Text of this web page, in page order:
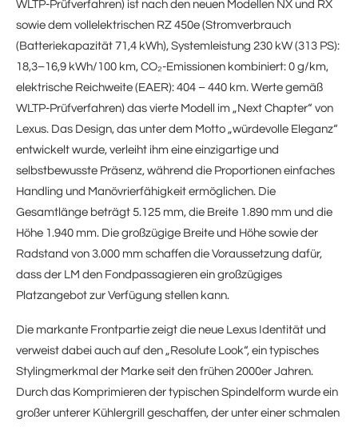
WLTP-Prüfverfahren) ist nach den neuen Modellen NX und RX
sowie dem vollelektrischen RZ 450e (Stromverbrauch
(Batteriekapazität 71,4 kWh), Systemleistung 230 kW (313 PS):
18,3–16,9 kWh/100 km, CO₂-Emissionen kombiniert: 0 g/km,
elektrische Reichweite (EAER): 404 – 440 km. Werte gemäß
WLTP-Prüfverfahren) das vierte Modell im „Next Chapter“ von
Lexus. Das Design, das unter dem Motto „würdevolle Eleganz“
entwickelt wurde, verleiht ihm eine einzigartige und
selbstbewusste Präsenz, während die Proportionen einfaches
Handling und Manövrierfähigkeit ermöglichen. Die
Gesamtlänge beträgt 5.125 mm, die Breite 1.890 mm und die
Höhe 1.940 mm. Die großzügige Breite und Höhe sowie der
Radstand von 3.000 mm schaffen die Voraussetzung dafür,
dass der LM den Fondpassagieren ein großzügiges
Platzangebot zur Verfügung stellen kann.
Die markante Frontpartie zeigt die neue Lexus Identität und
verweist dabei auch auf den „Resolute Look“, ein typisches
Stylingmerkmal der Marke seit den frühen 2000er Jahren.
Durch das Komprimieren der typischen Spindelform wurde ein
großer unterer Kühlergrill geschaffen, der unter einer schmalen